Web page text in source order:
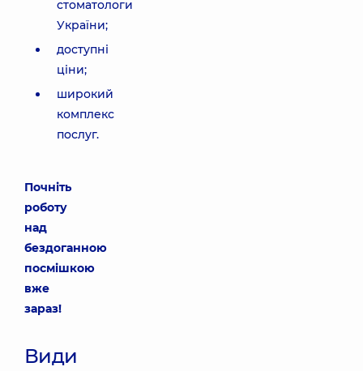
стоматологи
України;
доступні
ціни;
широкий
комплекс
послуг.
Почніть
роботу
над
бездоганною
посмішкою
вже
зараз!
Види